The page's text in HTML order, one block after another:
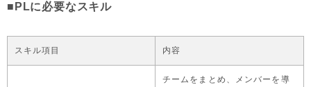
■PLに必要なスキル
スキル項目 内容
チームをまとめ、メンバーを導